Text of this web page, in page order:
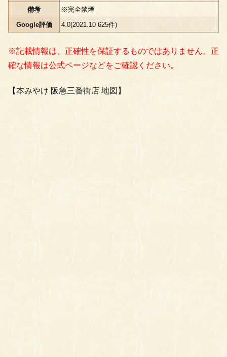
備考
※完全禁煙
Google評価
4.0(2021.10 625件)
※記載情報は、正確性を保証するものではありません。正
確な情報は公式ページなどをご確認ください。
【本みやけ 阪急三番街店 地図】